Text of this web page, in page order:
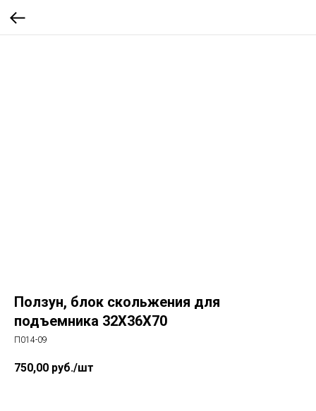
Ползун, блок скольжения для
подъемника 32Х36Х70
П014-09
750,00 руб./шт